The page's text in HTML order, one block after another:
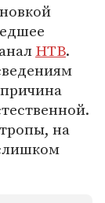
НТВ.
на